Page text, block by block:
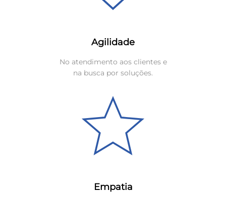
Agilidade
No atendimento aos clientes e
na busca por soluções.
Empatia